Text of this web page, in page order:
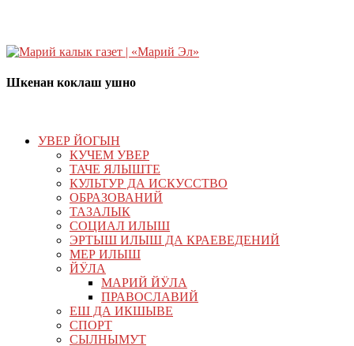
Шкенан коклаш ушно
УВЕР ЙОГЫН
КУЧЕМ УВЕР
ТАЧЕ ЯЛЫШТЕ
КУЛЬТУР ДА ИСКУССТВО
ОБРАЗОВАНИЙ
ТАЗАЛЫК
СОЦИАЛ ИЛЫШ
ЭРТЫШ ИЛЫШ ДА КРАЕВЕДЕНИЙ
МЕР ИЛЫШ
ЙӰЛА
МАРИЙ ЙӰЛА
ПРАВОСЛАВИЙ
ЕШ ДА ИКШЫВЕ
СПОРТ
СЫЛНЫМУТ